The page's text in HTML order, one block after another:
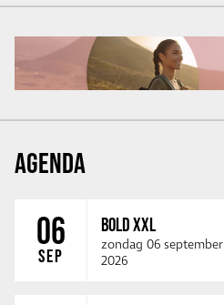
AGENDA
06
SEP
BOLD XXL
zondag 06 september
2026